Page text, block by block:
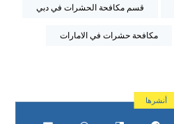
قسم مكافحة الحشرات في دبي
مكافحة حشرات في الامارات